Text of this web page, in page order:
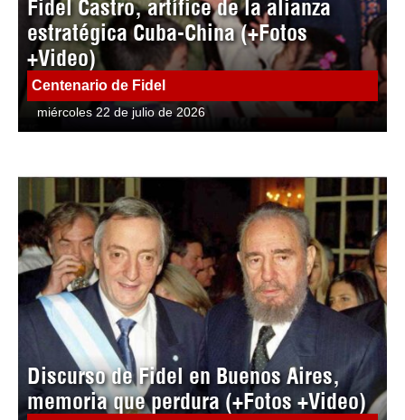
Fidel Castro, artífice de la alianza
estratégica Cuba-China (+Fotos
+Video)
Centenario de Fidel
miércoles 22 de julio de 2026
Discurso de Fidel en Buenos Aires,
memoria que perdura (+Fotos +Video)